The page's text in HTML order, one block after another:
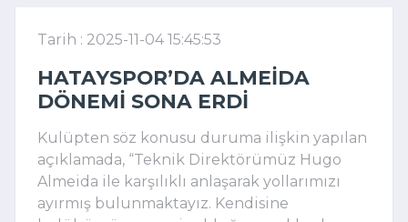
Tarih : 2025-11-04 15:45:53
HATAYSPOR’DA ALMEIDA
DÖNEMI SONA ERDI
Kulüpten söz konusu duruma ilişkin yapılan
açıklamada, “Teknik Direktörümüz Hugo
Almeida ile karşılıklı anlaşarak yollarımızı
ayırmış bulunmaktayız. Kendisine